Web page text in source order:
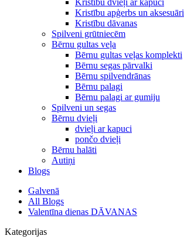
Kristību dvieļi ar kapuci
Kristību apģerbs un aksesuāri
Kristību dāvanas
Spilveni grūtniecēm
Bērnu gultas veļa
Bērnu gultas veļas komplekti
Bērnu segas pārvalki
Bērnu spilvendrānas
Bērnu palagi
Bērnu palagi ar gumiju
Spilveni un segas
Bērnu dvieļi
dvieļi ar kapuci
pončo dvieļi
Bērnu halāti
Autiņi
Blogs
Galvenā
All Blogs
Valentīna dienas DĀVANAS
Kategorijas